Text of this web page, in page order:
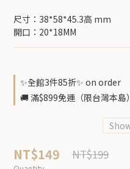
尺寸：38*58*45.3高 mm
開口：20*18MM
✨全館3件85折✨ on order
🚚 滿$899免運（限台灣本
NT$149 NT$199